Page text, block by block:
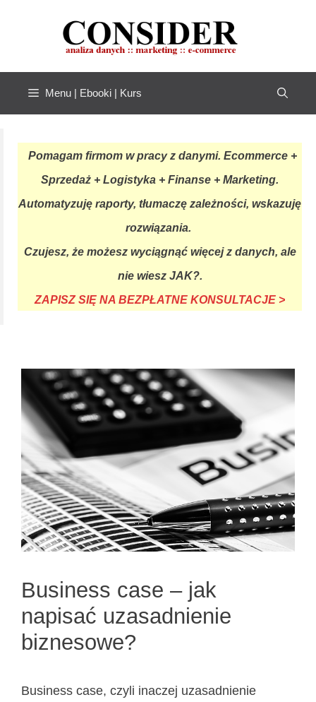
Menu | Ebooki | Kurs
Pomagam firmom w pracy z danymi. Ecommerce +
Sprzedaż + Logistyka + Finanse + Marketing.
Automatyzuję raporty, tłumaczę zależności, wskazuję
rozwiązania.
Czujesz, że możesz wyciągnąć więcej z danych, ale
nie wiesz JAK?.
ZAPISZ SIĘ NA BEZPŁATNE KONSULTACJE >
Business case – jak
napisać uzasadnienie
biznesowe?
Business case, czyli inaczej uzasadnienie